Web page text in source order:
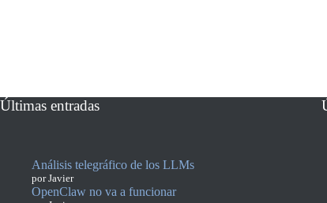
Últimas entradas
Análisis telegráfico de los LLMs
por Javier
OpenClaw no va a funcionar